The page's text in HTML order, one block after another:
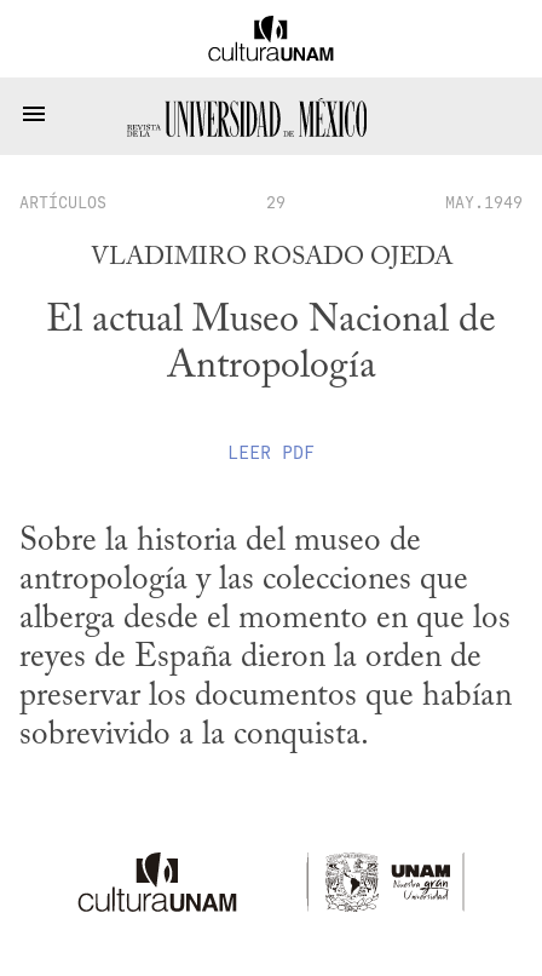
ARTÍCULOS 29 MAY.1949
VLADIMIRO ROSADO OJEDA
El actual Museo Nacional de
Antropología
LEER PDF
Sobre la historia del museo de
antropología y las colecciones que
alberga desde el momento en que los
reyes de España dieron la orden de
preservar los documentos que habían
sobrevivido a la conquista.